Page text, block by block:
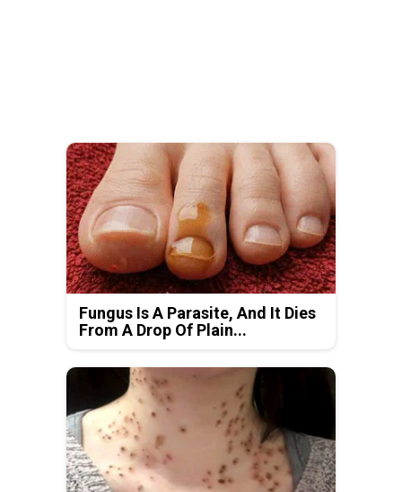
Fungus Is A Parasite, And It Dies
From A Drop Of Plain...